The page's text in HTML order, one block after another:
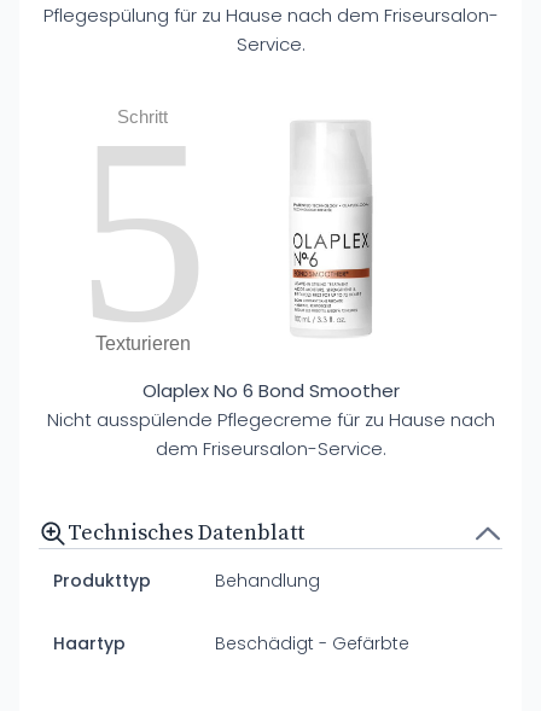
Pflegespülung für zu Hause nach dem Friseursalon-
Service.
Schritt
5
Texturieren
Olaplex No 6 Bond Smoother
Nicht ausspülende Pflegecreme für zu Hause nach
dem Friseursalon-Service.
Technisches Datenblatt
Produkttyp Behandlung
Haartyp Beschädigt - Gefärbte